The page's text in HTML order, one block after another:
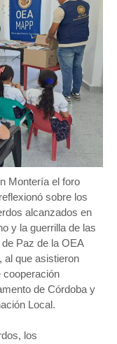
Montería el foro
sobre los
alcanzados en
y la guerrilla de las
Paz de la OEA
al que asistieron
cooperación
de Córdoba y
Local.
los